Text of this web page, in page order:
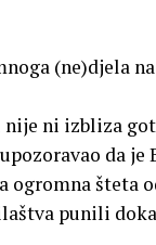
(ne)djela
nije ni izbliza
da je
šteta
punili